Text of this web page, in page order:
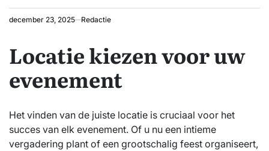
december 23, 2025 Redactie
Locatie kiezen voor uw
evenement
Het vinden van de juiste locatie is cruciaal voor het
succes van elk evenement. Of u nu een intieme
vergadering plant of een grootschalig feest organiseert,